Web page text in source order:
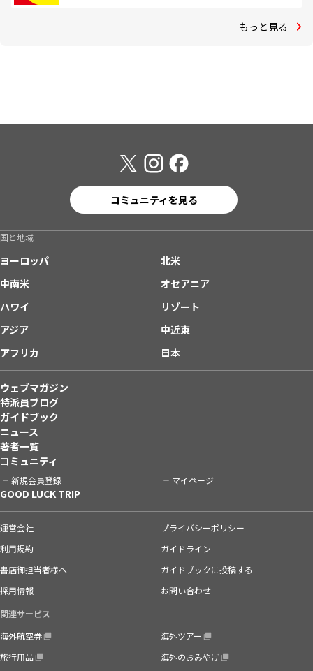
もっと見る
コミュニティを見る
国と地域
ヨーロッパ
北米
中南米
オセアニア
ハワイ
リゾート
アジア
中近東
アフリカ
日本
ウェブマガジン
特派員ブログ
ガイドブック
ニュース
著者一覧
コミュニティ
新規会員登録 マイページ
GOOD LUCK TRIP
運営会社
プライバシーポリシー
利用規約
ガイドライン
書店御担当者様へ
ガイドブックに投稿する
採用情報
お問い合わせ
関連サービス
海外航空券
海外ツアー
旅行用品
海外のおみやげ